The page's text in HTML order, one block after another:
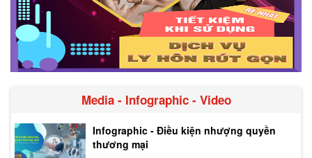
Media - Infographic - Video
Infographic - Điều kiện nhượng quyền
thương mại